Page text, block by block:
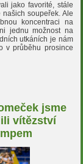
jako favorité, stále
soupeřek. Ale
koncentraci na
jednu možnost na
utkáních je nám
v průběhu prosince
jsme
vítězství